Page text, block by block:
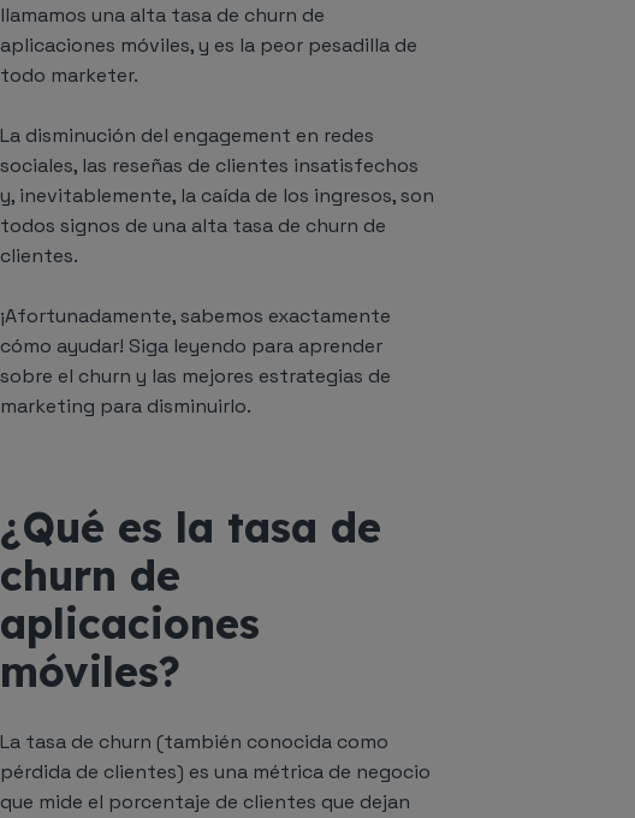
llamamos una alta tasa de churn de
aplicaciones móviles, y es la peor pesadilla de
todo marketer.
La disminución del engagement en redes
sociales, las reseñas de clientes insatisfechos
y, inevitablemente, la caída de los ingresos, son
todos signos de una alta tasa de churn de
clientes.
¡Afortunadamente, sabemos exactamente
cómo ayudar! Siga leyendo para aprender
sobre el churn y las mejores estrategias de
marketing para disminuirlo.
¿Qué es la tasa de
churn de
aplicaciones
móviles?
La tasa de churn (también conocida como
pérdida de clientes) es una métrica de negocio
que mide el porcentaje de clientes que dejan